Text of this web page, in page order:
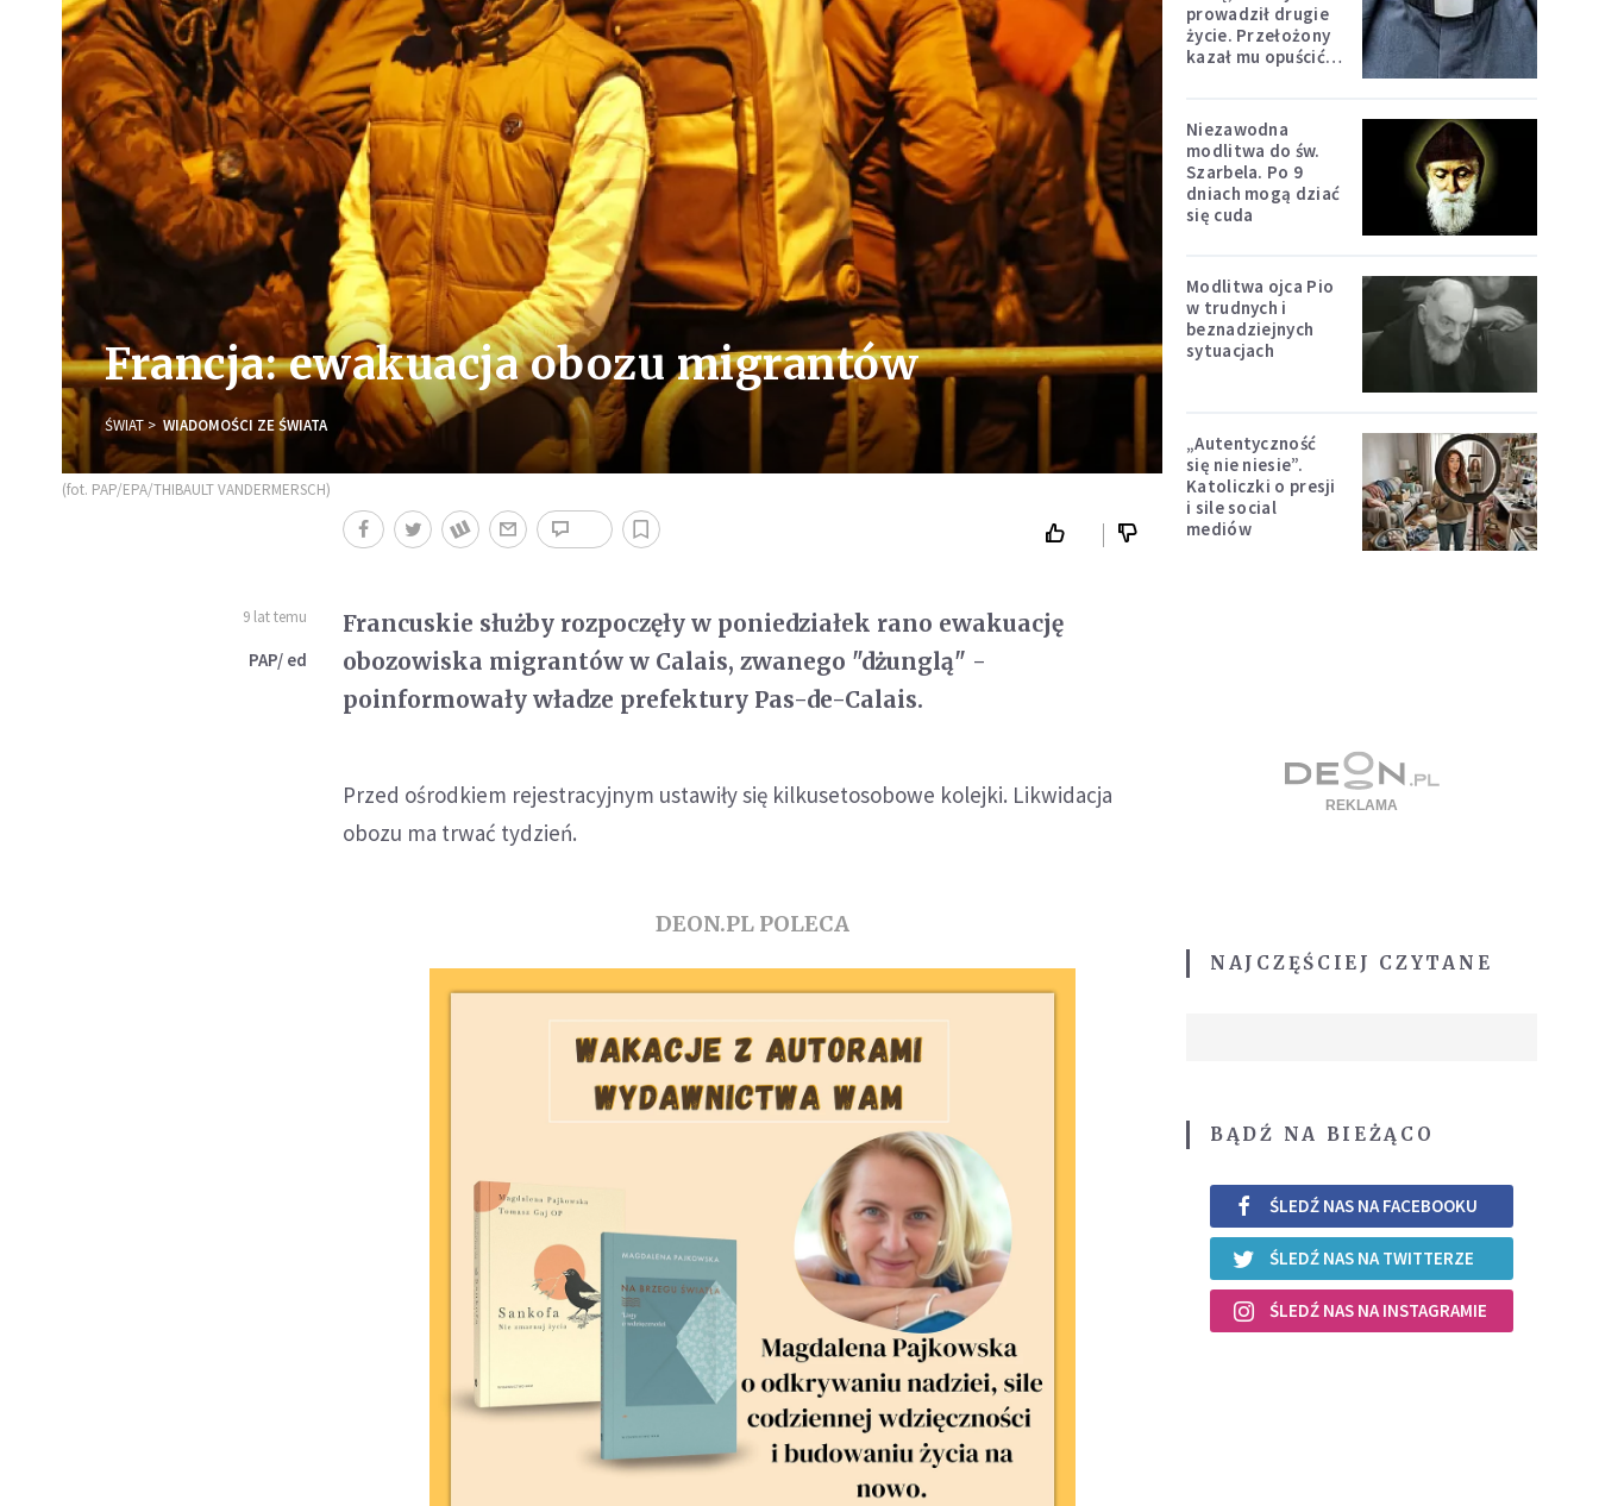
Francja: ewakuacja obozu migrantów
ŚWIAT WIADOMOŚCI ZE ŚWIATA
(fot. PAP/EPA/THIBAULT VANDERMERSCH)
9 lat temu
PAP/ ed
Francuskie służby rozpoczęły w poniedziałek rano ewakuację
obozowiska migrantów w Calais, zwanego "dżunglą" -
poinformowały władze prefektury Pas-de-Calais.
Przed ośrodkiem rejestracyjnym ustawiły się kilkusetosobowe kolejki. Likwidacja
obozu ma trwać tydzień.
DEON.PL POLECA
prowadził drugie
życie. Przełożony
kazał mu opuścić
Niezawodna
modlitwa do św.
Szarbela. Po 9
dniach mogą dziać
się cuda
Modlitwa ojca Pio
w trudnych i
beznadziejnych
sytuacjach
„Autentyczność
się nie niesie”.
Katoliczki o presji
i sile social
mediów
NAJCZĘŚCIEJ CZYTANE
BĄDŹ NA BIEŻĄCO
ŚLEDŹ NAS NA FACEBOOKU
ŚLEDŹ NAS NA TWITTERZE
ŚLEDŹ NAS NA INSTAGRAMIE